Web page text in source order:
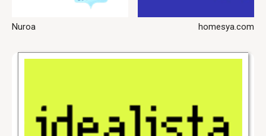
Nuroa homesya.com